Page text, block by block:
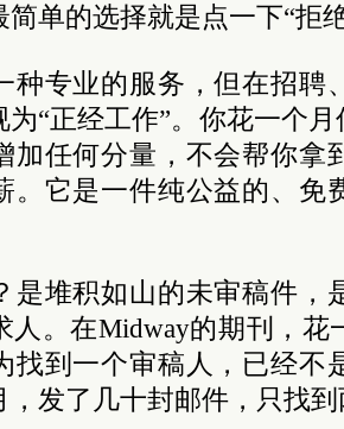
简单的选择就是点一下“拒
种专业的服务，但在招聘
为“正经工作”。你花一个
加任何分量，不会帮你拿
。它是一件纯公益的、免
是堆积如山的未审稿件，
人。在Midway的期刊，花
找到一个审稿人，已经不
，发了几十封邮件，只找